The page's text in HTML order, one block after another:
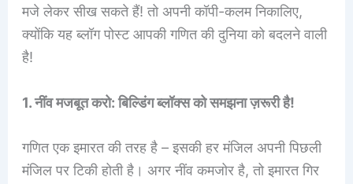
मजे लेकर सीख सकते हैं! तो अपनी कॉपी-कलम निकालिए,
क्योंकि यह ब्लॉग पोस्ट आपकी गणित की दुनिया को बदलने वाली
है!
1. नींव मजबूत करो: बिल्डिंग ब्लॉक्स को समझना ज़रूरी है!
गणित एक इमारत की तरह है – इसकी हर मंजिल अपनी पिछली
मंजिल पर टिकी होती है। अगर नींव कमजोर है, तो इमारत गिर